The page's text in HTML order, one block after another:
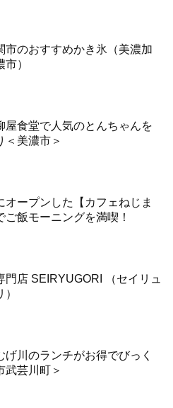
市のおすすめかき氷（美濃加
）
屋食堂で人気のとんちゃんを
＜美濃市＞
オープンした【カフェねじま
ご飯モーニングを満喫！
門店 SEIRYUGORI （セイリュ
げ川のランチがお得でびっく
武芸川町＞